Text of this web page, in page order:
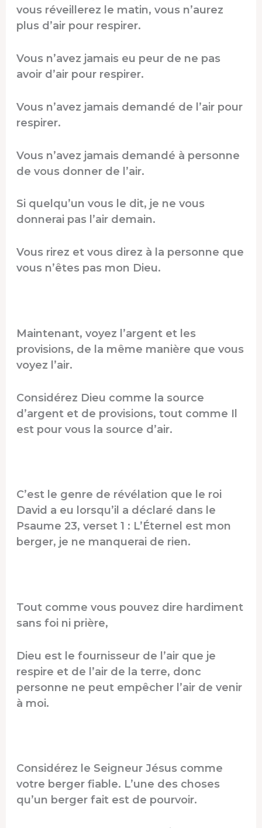
vous réveillerez le matin, vous n’aurez
plus d’air pour respirer.
Vous n’avez jamais eu peur de ne pas
avoir d’air pour respirer.
Vous n’avez jamais demandé de l’air pour
respirer.
Vous n’avez jamais demandé à personne
de vous donner de l’air.
Si quelqu’un vous le dit, je ne vous
donnerai pas l’air demain.
Vous rirez et vous direz à la personne que
vous n’êtes pas mon Dieu.
Maintenant, voyez l’argent et les
provisions, de la même manière que vous
voyez l’air.
Considérez Dieu comme la source
d’argent et de provisions, tout comme Il
est pour vous la source d’air.
C’est le genre de révélation que le roi
David a eu lorsqu’il a déclaré dans le
Psaume 23, verset 1 : L’Éternel est mon
berger, je ne manquerai de rien.
Tout comme vous pouvez dire hardiment
sans foi ni prière,
Dieu est le fournisseur de l’air que je
respire et de l’air de la terre, donc
personne ne peut empêcher l’air de venir
à moi.
Considérez le Seigneur Jésus comme
votre berger fiable. L’une des choses
qu’un berger fait est de pourvoir.